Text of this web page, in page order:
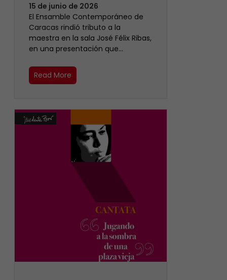
15 de junio de 2026
El Ensamble Contemporáneo de
Caracas rindió tributo a la
maestra en la sala José Félix Ribas,
en una presentación que…
Read More